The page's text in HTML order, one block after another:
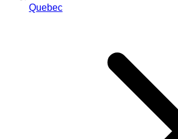
Quebec